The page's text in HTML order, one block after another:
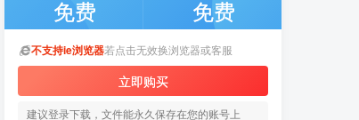
免费 免费
不支持ie浏览器若点击无效换浏览器或客服
立即购买
建议登录下载，文件能永久保存在您的账号上